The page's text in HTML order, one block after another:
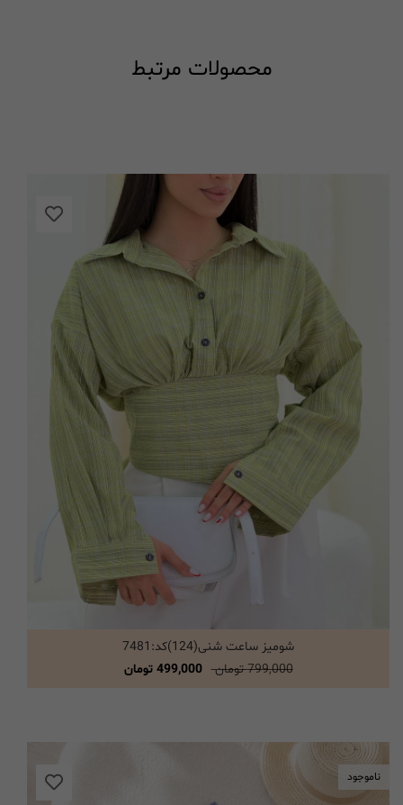
محصولات مرتبط
انتخاب گزینه ها
شومیز ساعت شنی(124)کد:7481
799,000 تومان
499,000 تومان
ناموجود